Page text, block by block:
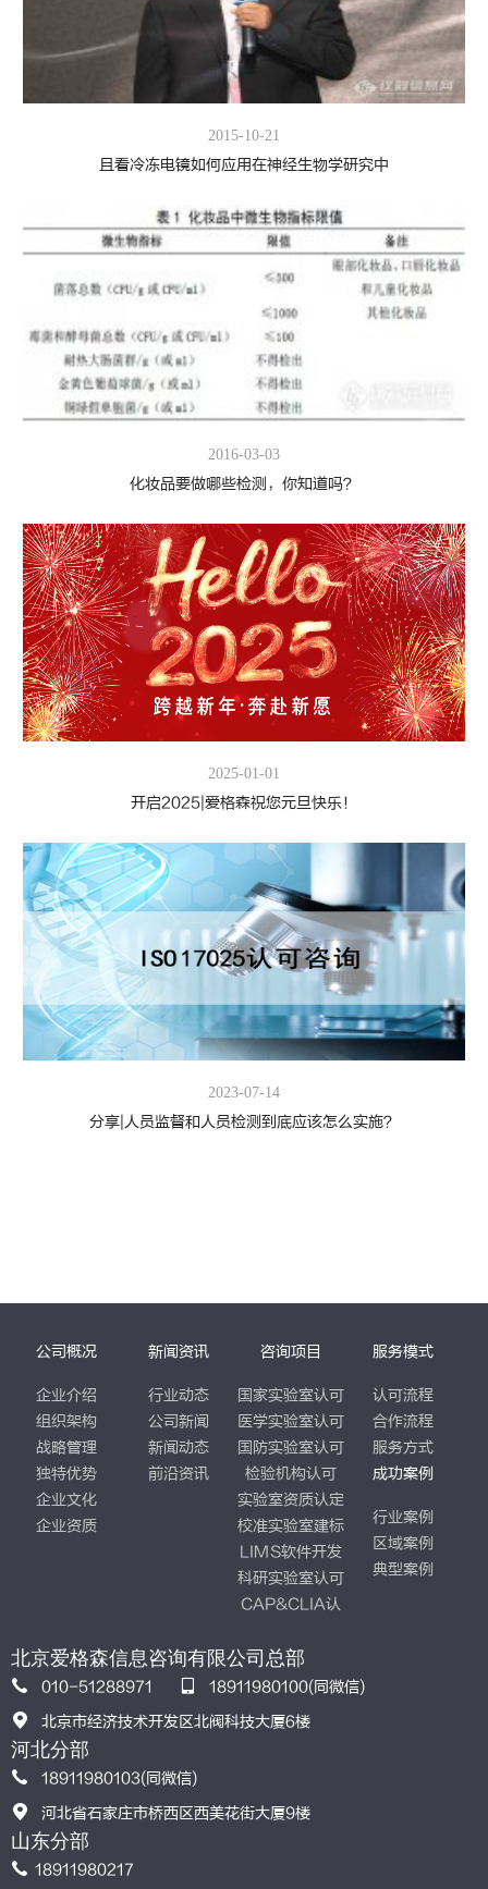
2015-10-21
且看冷冻电镜如何应用在神经生物学研究中
2016-03-03
化妆品要做哪些检测，你知道吗？
2025-01-01
开启2025|爱格森祝您元旦快乐！
2023-07-14
分享|人员监督和人员检测到底应该怎么实施？
公司概况
企业介绍
组织架构
战略管理
独特优势
企业文化
企业资质
新闻资讯
行业动态
公司新闻
新闻动态
前沿资讯
咨询项目
国家实验室认可
医学实验室认可
国防实验室认可
检验机构认可
实验室资质认定
校准实验室建标
LIMS软件开发
科研实验室认可
CAP&CLIA认
服务模式
认可流程
合作流程
服务方式
成功案例
行业案例
区域案例
典型案例
北京爱格森信息咨询有限公司总部
010-51288971
18911980100(同微信)
北京市经济技术开发区北阀科技大厦6楼
河北分部
18911980103(同微信)
河北省石家庄市桥西区西美花街大厦9楼
山东分部
18911980217